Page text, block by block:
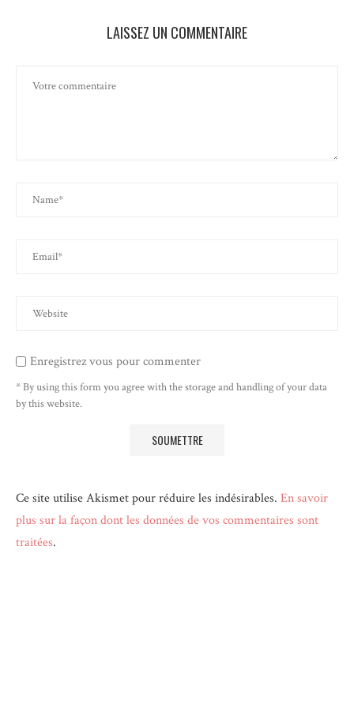
LAISSEZ UN COMMENTAIRE
Enregistrez vous pour commenter
* By using this form you agree with the storage and handling of your data
by this website.
Ce site utilise Akismet pour réduire les indésirables. En savoir
plus sur la façon dont les données de vos commentaires sont
traitées.